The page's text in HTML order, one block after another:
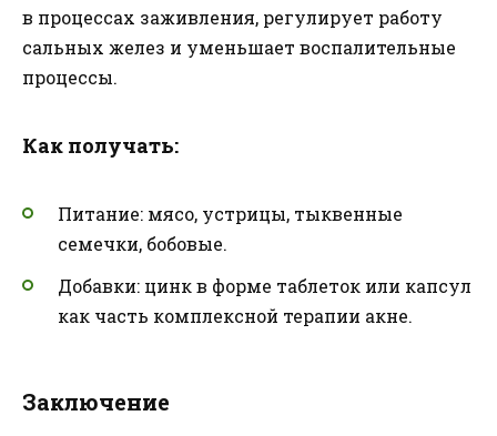
в процессах заживления, регулирует работу
сальных желез и уменьшает воспалительные
процессы.
Как получать:
Питание: мясо, устрицы, тыквенные
семечки, бобовые.
Добавки: цинк в форме таблеток или капсул
как часть комплексной терапии акне.
Заключение